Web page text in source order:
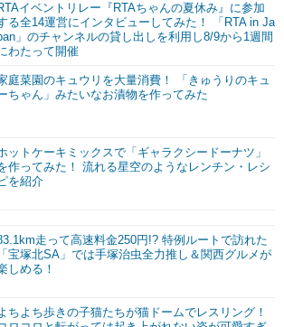
イベントリレー『RTAちゃんの夏休み』に参加
る全14運営にインタビューしてみた！ 「RTA in Ja
」のチャンネルの貸し出しを利用し8/9から1週間
わたって開催
庭菜園のキュウリを大量消費！ 「きゅうりのキュ
ちゃん」みたいなお漬物を作ってみた
ットケーキミックスで「ギャラクシードーナツ」
作ってみた！ 流れる星空のようなレンチン・レシ
を紹介
走って高速料金250円!? 特例ルートで訪れた
「宝塚北SA」では手塚治虫全力推し＆関西グルメが
しめる！
ちよち歩きの子猫たちが猫ドームでレスリング！